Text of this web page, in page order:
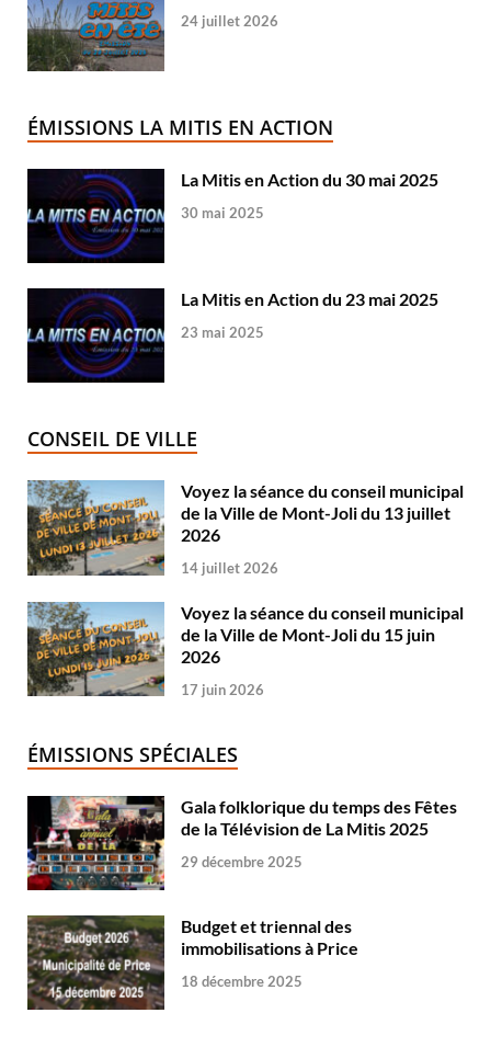
24 juillet 2026
ÉMISSIONS LA MITIS EN ACTION
La Mitis en Action du 30 mai 2025
30 mai 2025
La Mitis en Action du 23 mai 2025
23 mai 2025
CONSEIL DE VILLE
Voyez la séance du conseil municipal
de la Ville de Mont-Joli du 13 juillet
2026
14 juillet 2026
Voyez la séance du conseil municipal
de la Ville de Mont-Joli du 15 juin
2026
17 juin 2026
ÉMISSIONS SPÉCIALES
Gala folklorique du temps des Fêtes
de la Télévision de La Mitis 2025
29 décembre 2025
Budget et triennal des
immobilisations à Price
18 décembre 2025